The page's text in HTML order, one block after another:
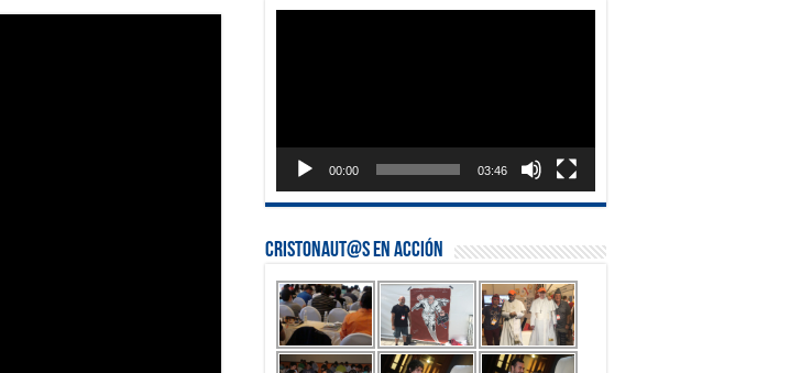
00:00 03:46
Cristonaut@s en Acción